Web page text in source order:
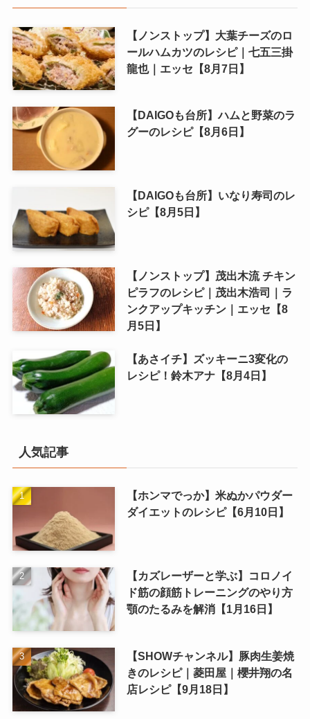
【ノンストップ】大葉チーズのロ
ールハムカツのレシピ｜七五三掛
龍也｜エッセ【8月7日】
【DAIGOも台所】ハムと野菜のラ
グーのレシピ【8月6日】
【DAIGOも台所】いなり寿司のレ
シピ【8月5日】
【ノンストップ】茂出木流 チキン
ピラフのレシピ｜茂出木浩司｜ラ
ンクアップキッチン｜エッセ【8
月5日】
【あさイチ】ズッキーニ3変化の
レシピ！鈴木アナ【8月4日】
人気記事
【ホンマでっか】米ぬかパウダー
ダイエットのレシピ【6月10日】
【カズレーザーと学ぶ】コロノイ
ド筋の顔筋トレーニングのやり方
顎のたるみを解消【1月16日】
【SHOWチャンネル】豚肉生姜焼
きのレシピ｜菱田屋｜櫻井翔の名
店レシピ【9月18日】